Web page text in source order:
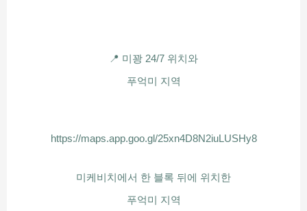
📍 미꽝 24/7 위치와
푸억미 지역
https://maps.app.goo.gl/25xn4D8N2iuLUSHy8
미케비치에서 한 블록 뒤에 위치한
푸억미 지역